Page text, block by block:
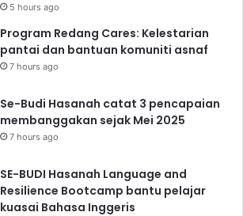
5 hours ago
Program Redang Cares: Kelestarian
pantai dan bantuan komuniti asnaf
7 hours ago
Se-Budi Hasanah catat 3 pencapaian
membanggakan sejak Mei 2025
7 hours ago
SE-BUDI Hasanah Language and
Resilience Bootcamp bantu pelajar
kuasai Bahasa Inggeris